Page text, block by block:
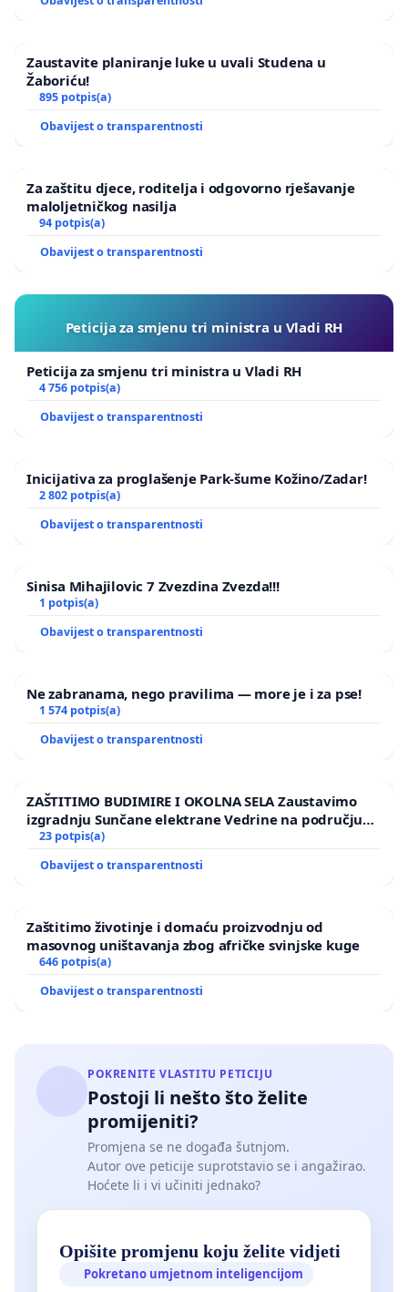
Zaustavite planiranje luke u uvali Studena u
Žaboriću!
895 potpis(a)
Obavijest o transparentnosti
Za zaštitu djece, roditelja i odgovorno rješavanje
maloljetničkog nasilja
94 potpis(a)
Obavijest o transparentnosti
Peticija za smjenu tri ministra u Vladi RH
Peticija za smjenu tri ministra u Vladi RH
4 756 potpis(a)
Obavijest o transparentnosti
Inicijativa za proglašenje Park-šume Kožino/Zadar!
2 802 potpis(a)
Obavijest o transparentnosti
Sinisa Mihajilovic 7 Zvezdina Zvezda!!!
1 potpis(a)
Obavijest o transparentnosti
Ne zabranama, nego pravilima — more je i za pse!
1 574 potpis(a)
Obavijest o transparentnosti
ZAŠTITIMO BUDIMIRE I OKOLNA SELA Zaustavimo
izgradnju Sunčane elektrane Vedrine na području
Ugljana
23 potpis(a)
Obavijest o transparentnosti
Zaštitimo životinje i domaću proizvodnju od
masovnog uništavanja zbog afričke svinjske kuge
646 potpis(a)
Obavijest o transparentnosti
POKRENITE VLASTITU PETICIJU
Postoji li nešto što želite
promijeniti?
Promjena se ne događa šutnjom.
Autor ove peticije suprotstavio se i angažirao.
Hoćete li i vi učiniti jednako?
Opišite promjenu koju želite vidjeti
Pokretano umjetnom inteligencijom